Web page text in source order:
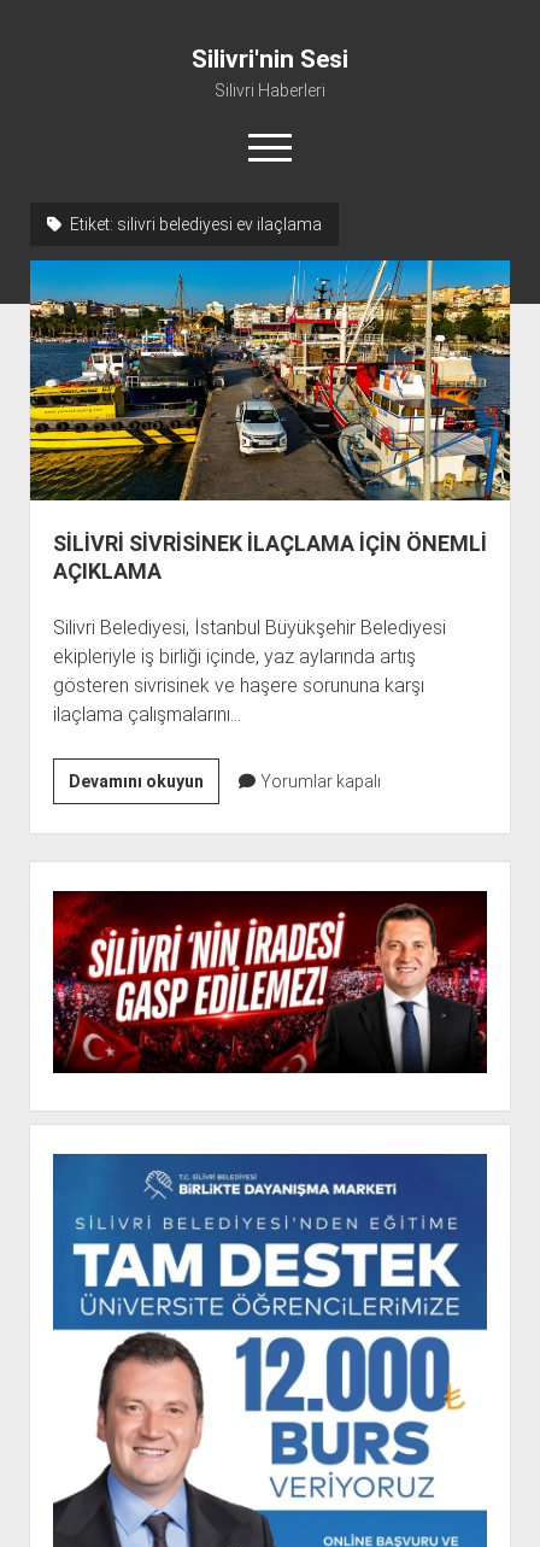
Silivri'nin Sesi
Silivri Haberleri
menüyü
aç
Manifesto
Gündem
Haber
Spor
Künye ve İletişim
Etiket: silivri belediyesi ev ilaçlama
SİLİVRİ SİVRİSİNEK İLAÇLAMA İÇİN ÖNEMLİ
AÇIKLAMA
Silivri Belediyesi, İstanbul Büyükşehir Belediyesi
ekipleriyle iş birliği içinde, yaz aylarında artış
gösteren sivrisinek ve haşere sorununa karşı
ilaçlama çalışmalarını…
Devamını okuyunSİLİVRİ
SİVRİSİNEK
İLAÇLAMA
İÇİN
ÖNEMLİ
AÇIKLAMA
Yorumlar kapalı
Menü